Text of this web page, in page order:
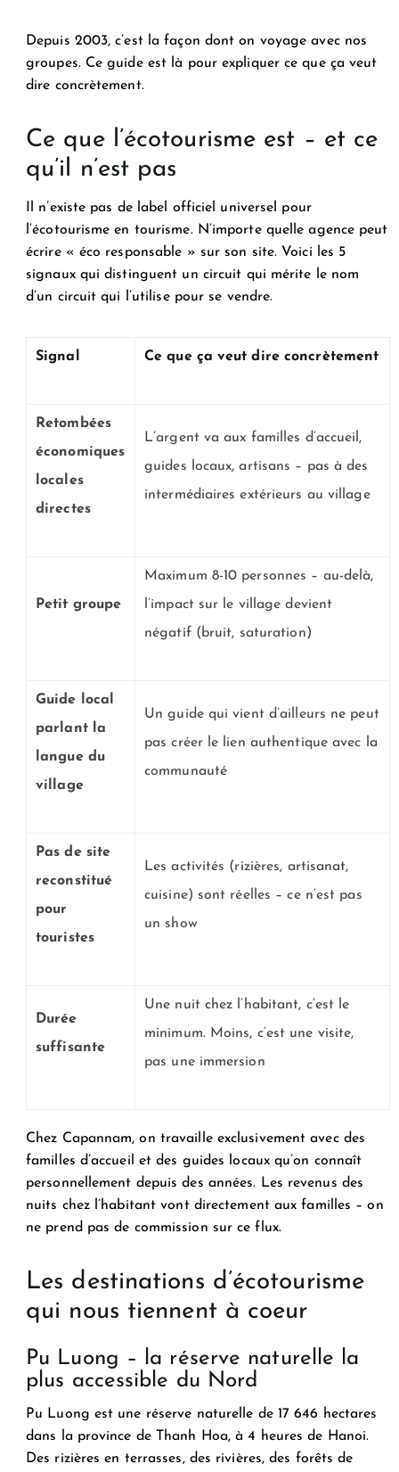
Depuis 2003, c’est la façon dont on voyage avec nos
groupes. Ce guide est là pour expliquer ce que ça veut
dire concrètement.
Ce que l’écotourisme est – et ce
qu’il n’est pas
Il n’existe pas de label officiel universel pour
l’écotourisme en tourisme. N’importe quelle agence peut
écrire « éco responsable » sur son site. Voici les 5
signaux qui distinguent un circuit qui mérite le nom
d’un circuit qui l’utilise pour se vendre.
Signal Ce que ça veut dire concrètement
Retombées
économiques
locales
directes
L’argent va aux familles d’accueil,
guides locaux, artisans – pas à des
intermédiaires extérieurs au village
Petit groupe
Maximum 8-10 personnes – au-delà,
l’impact sur le village devient
négatif (bruit, saturation)
Guide local
parlant la
langue du
village
Un guide qui vient d’ailleurs ne peut
pas créer le lien authentique avec la
communauté
Pas de site
reconstitué
pour
touristes
Les activités (rizières, artisanat,
cuisine) sont réelles – ce n’est pas
un show
Durée
suffisante
Une nuit chez l’habitant, c’est le
minimum. Moins, c’est une visite,
pas une immersion
Chez Capannam, on travaille exclusivement avec des
familles d’accueil et des guides locaux qu’on connaît
personnellement depuis des années. Les revenus des
nuits chez l’habitant vont directement aux familles – on
ne prend pas de commission sur ce flux.
Les destinations d’écotourisme
qui nous tiennent à coeur
Pu Luong – la réserve naturelle la
plus accessible du Nord
Pu Luong est une réserve naturelle de 17 646 hectares
dans la province de Thanh Hoa, à 4 heures de Hanoi.
Des rizières en terrasses, des rivières, des forêts de